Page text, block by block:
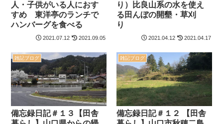
人・子供がいる人におす
すめ 東洋亭のランチで
ハンバーグを食べる
2021.07.12 2021.09.05
り）比良山系の水を使え
る田んぼの開墾・草刈
り
2021.04.12 2021.04.17
雑記ブログ
備忘録日記＃１３【田舎
雑記ブログ
備忘録日記＃１２ 【田舎